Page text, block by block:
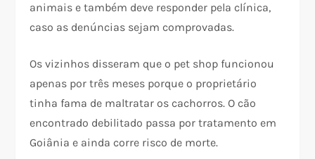
animais e também deve responder pela clínica,
caso as denúncias sejam comprovadas.
Os vizinhos disseram que o pet shop funcionou
apenas por três meses porque o proprietário
tinha fama de maltratar os cachorros. O cão
encontrado debilitado passa por tratamento em
Goiânia e ainda corre risco de morte.